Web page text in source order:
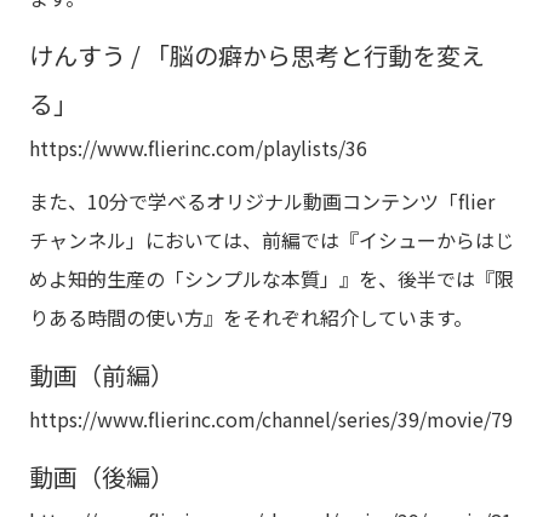
けんすう / 「脳の癖から思考と行動を変え
る」
https://www.flierinc.com/playlists/36
また、10分で学べるオリジナル動画コンテンツ「flier
チャンネル」においては、前編では『イシューからはじ
めよ――知的生産の「シンプルな本質」』を、後半では『限
りある時間の使い方』をそれぞれ紹介しています。
動画（前編）
https://www.flierinc.com/channel/series/39/movie/79
動画（後編）